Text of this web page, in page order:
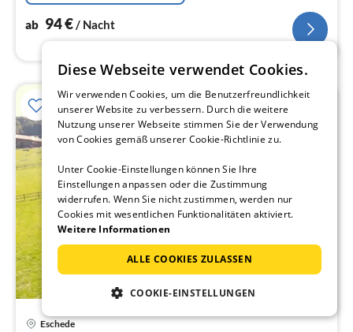
ab 94€/ Nacht
Eschede
Diese Webseite verwendet Cookies.
Wir verwenden Cookies, um die Benutzerfreundlichkeit
unserer Website zu verbessern. Durch die weitere
Nutzung unserer Webseite stimmen Sie der Verwendung
von Cookies gemäß unserer Cookie-Richtlinie zu.
Unter Cookie-Einstellungen können Sie Ihre
Einstellungen anpassen oder die Zustimmung
widerrufen. Wenn Sie nicht zustimmen, werden nur
Cookies mit wesentlichen Funktionalitäten aktiviert.
Weitere Informationen
ALLE COOKIES ZULASSEN
COOKIE-EINSTELLUNGEN